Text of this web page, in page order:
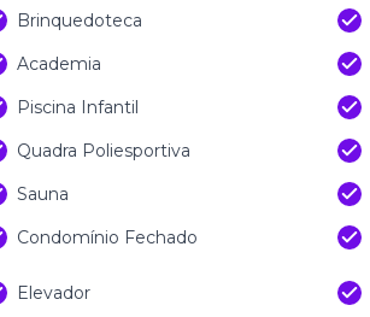
Brinquedoteca
Academia
Piscina Infantil
Quadra Poliesportiva
Sauna
Condomínio Fechado
Elevador